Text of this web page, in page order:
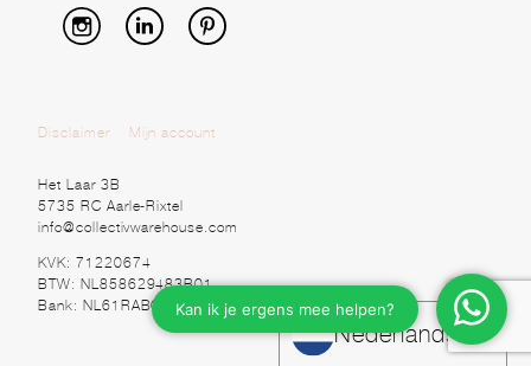
Disclaimer Mijn account
Het Laar 3B
5735 RC Aarle-Rixtel
info@collectivwarehouse.com
KVK: 71220674
BTW: NL858629483B01
Bank: NL61RABO0328920525
Nederlands